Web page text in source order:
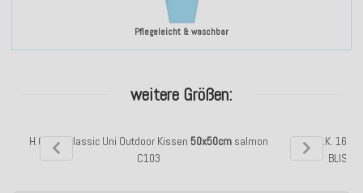
Pflegeleicht & waschbar
weitere Größen:
H.O.C.K. Classic Uni Outdoor Kissen 50x50cm salmon
C103
H.O.C.K. 16-
BLISS